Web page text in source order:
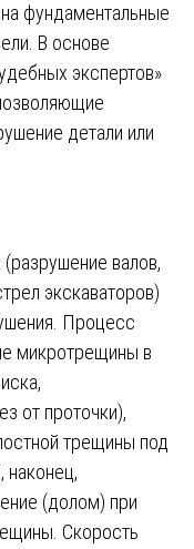
фундаментальные
В основе
экспертов»
детали или
валов,
экскаваторов)
Процесс
микротрещины в
от проточки),
трещины под
наконец,
(долом) при
Скорость